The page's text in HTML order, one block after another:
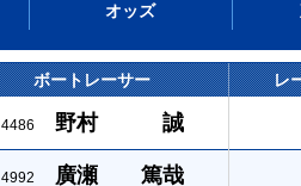
オッズ
ボートレーサー レ
4486 野村 誠
4992 廣瀬 篤哉